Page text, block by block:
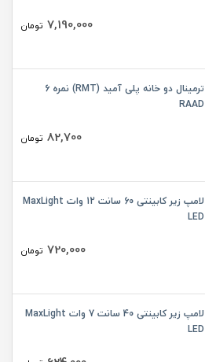
7,190,000 تومان
ترمینال دو خانه پلی آمید (RMT) نمره 6
RAAD
82,700 تومان
لامپ زیر کابینتی 60 سانت 12 وات MaxLight
LED
720,000 تومان
لامپ زیر کابینتی 40 سانت 7 وات MaxLight
LED